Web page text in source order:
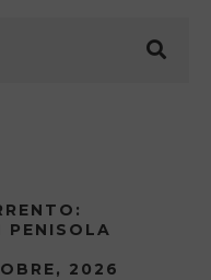
PENISOLA
2026